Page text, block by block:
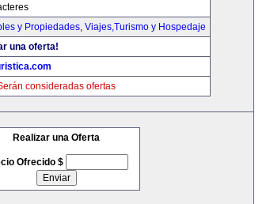
y Propiedades, Viajes,Turismo y Hospedaje
una oferta!
consideradas ofertas
Realizar una Oferta
Ofrecido $